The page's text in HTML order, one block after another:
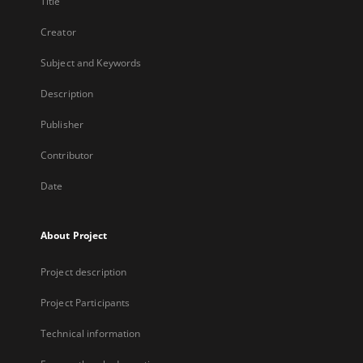
Creator
Subject and Keywords
Description
Publisher
Contributor
Date
About Project
Project description
Project Participants
Technical information